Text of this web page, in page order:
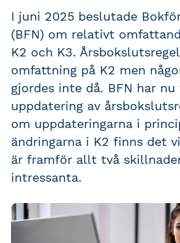
I juni 2025 beslutade
(BFN) om relativt
K2 och K3.
omfattning på K2 men
gjordes inte då. BFN har
uppdatering av
om uppdateringarna i
ändringarna i K2 finns det
är framför allt två
intressanta.